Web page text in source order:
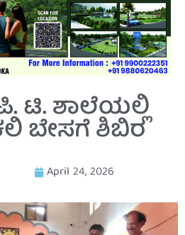
ಟಿ. ಶಾಲೆಯಲ್ಲಿ
ಬೇಸಗೆ ಶಿಬಿರ
April 24, 2026